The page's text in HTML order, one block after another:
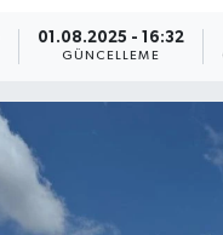
01.08.2025 - 16:32
GÜNCELLEME